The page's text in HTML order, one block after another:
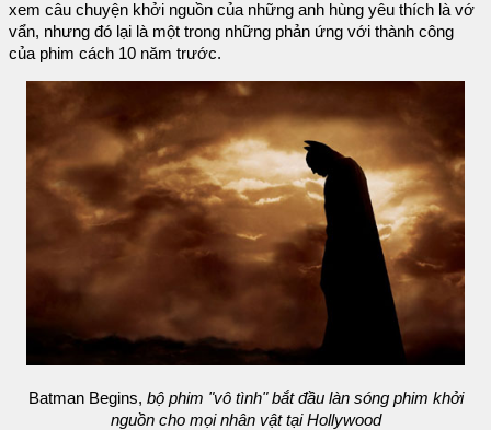
xem câu chuyện khởi nguồn của những anh hùng yêu thích là vớ
vẩn, nhưng đó lại là một trong những phản ứng với thành công
của phim cách 10 năm trước.
Batman Begins, bộ phim "vô tình" bắt đầu làn sóng phim khởi
nguồn cho mọi nhân vật tại Hollywood